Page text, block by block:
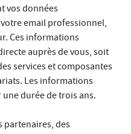
vos données
email professionnel,
Ces informations
auprès de vous, soit
services et composantes
Les informations
durée de trois ans.
partenaires, des